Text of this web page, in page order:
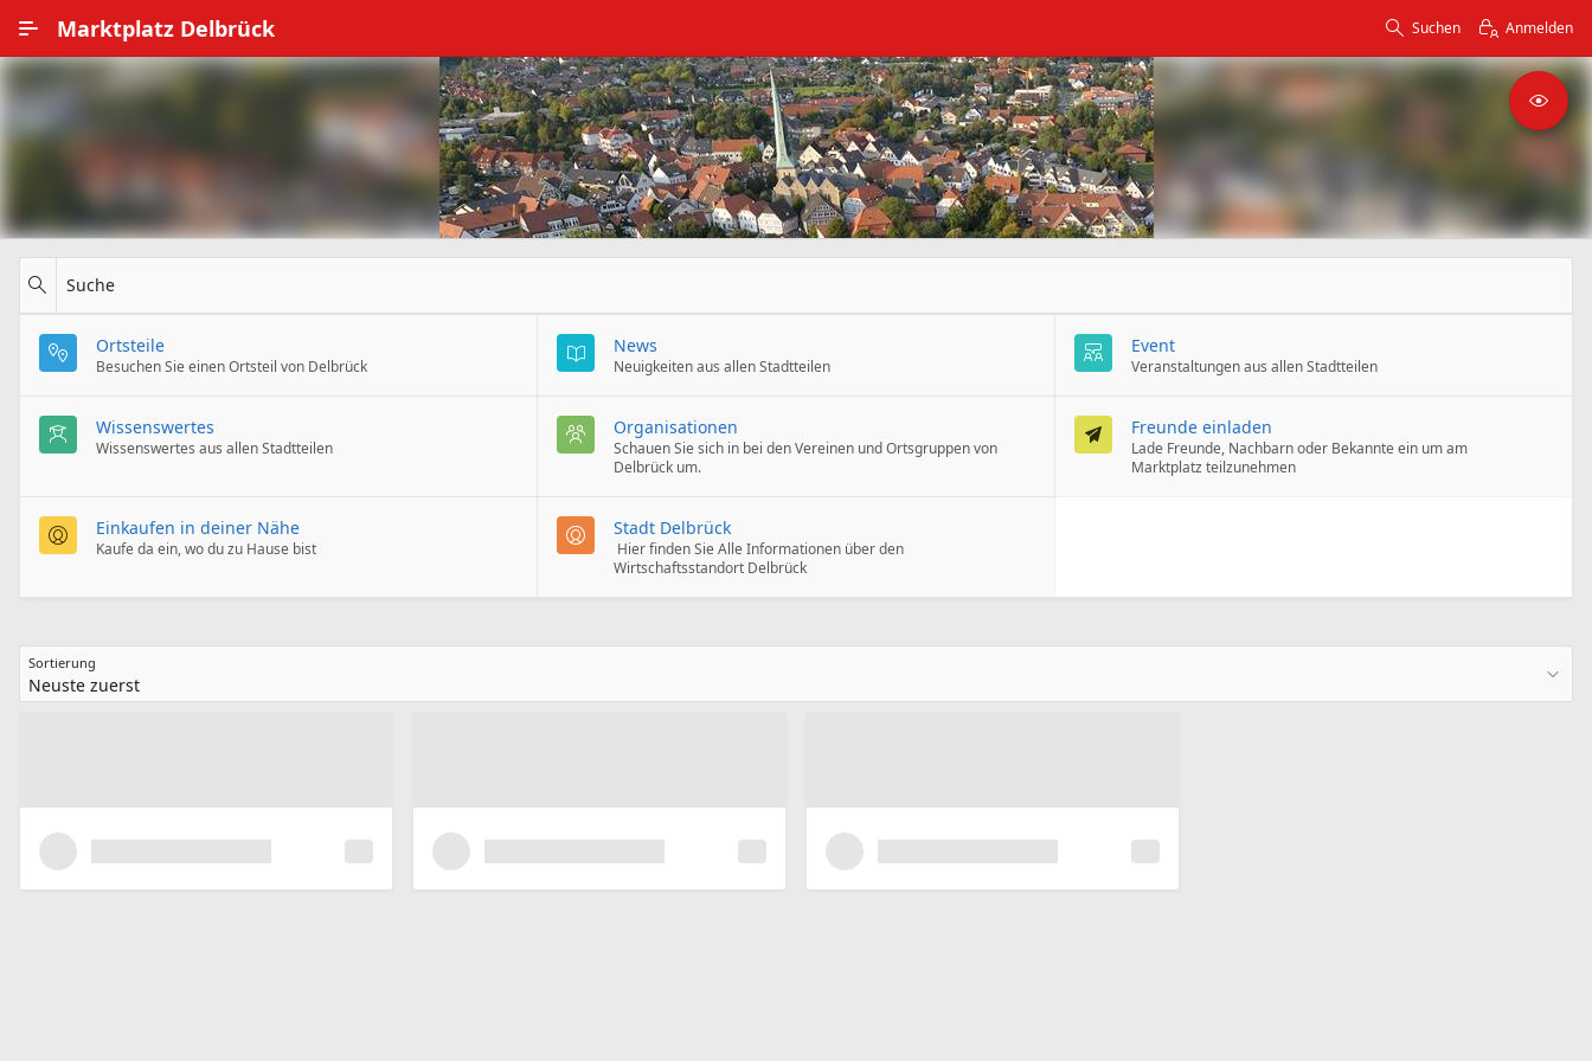
Marktplatz Delbrück Suchen Anmelden
Alle Ortsteile
Nutzungsbedingungen
Datenschutz
Suche
Ortsteile
Besuchen Sie einen Ortsteil von Delbrück
News
Neuigkeiten aus allen Stadtteilen
Event
Veranstaltungen aus allen Stadtteilen
Wissenswertes
Wissenswertes aus allen Stadtteilen
Organisationen
Schauen Sie sich in bei den Vereinen und Ortsgruppen von
Delbrück um.
Freunde einladen
Lade Freunde, Nachbarn oder Bekannte ein um am
Marktplatz teilzunehmen
Einkaufen in deiner Nähe
Kaufe da ein, wo du zu Hause bist
Stadt Delbrück
Hier finden Sie Alle Informationen über den
Wirtschaftsstandort Delbrück
Sortierung